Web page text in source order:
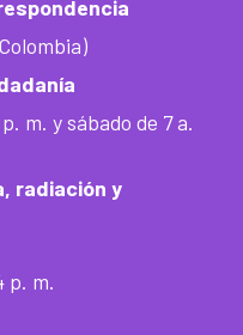
m. y sábado de 7 a.
radiación y
p. m.